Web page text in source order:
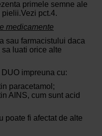
primele semne ale
pct.4.
medicamente
sau farmacistului daca
sa luati orice alte
impreuna cu:
paracetamol;
AINS, cum sunt acid
poate fi afectat de alte